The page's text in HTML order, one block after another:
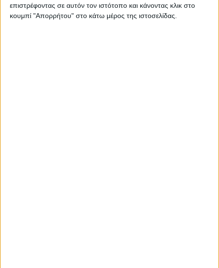
επιστρέφοντας σε αυτόν τον ιστότοπο και κάνοντας κλικ στο
κουμπί "Απορρήτου" στο κάτω μέρος της ιστοσελίδας.